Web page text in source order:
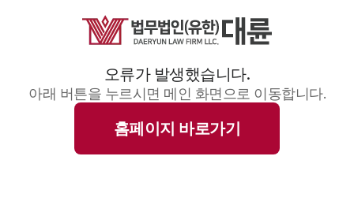
오류가 발생했습니다.
아래 버튼을 누르시면 메인 화면으로 이동합니다.
홈페이지 바로가기